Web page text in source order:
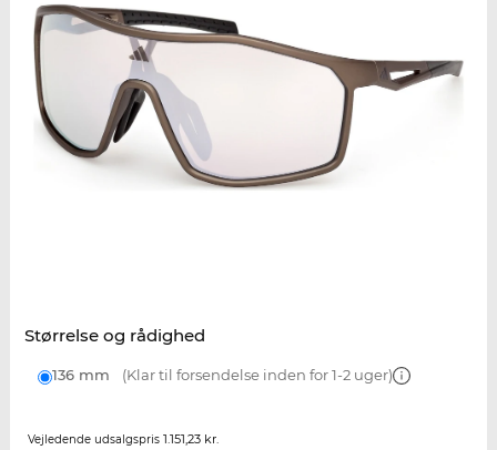
Størrelse og rådighed
136 mm (Klar til forsendelse inden for 1-2 uger)
Vejledende udsalgspris 1.151,23 kr.